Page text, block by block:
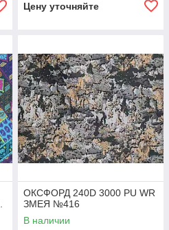
Цену уточняйте
ОКСФОРД 240D 3000 PU WR
ЗМЕЯ №416
В наличии